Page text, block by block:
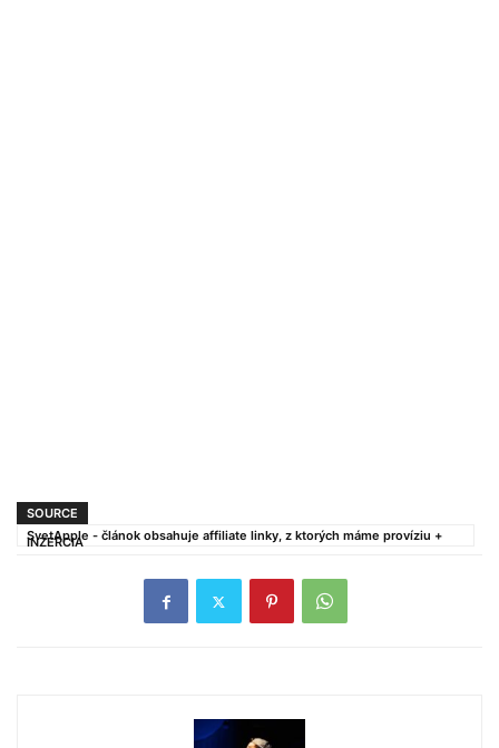
SOURCE
SvetApple - článok obsahuje affiliate linky, z ktorých máme províziu +
INZERCIA